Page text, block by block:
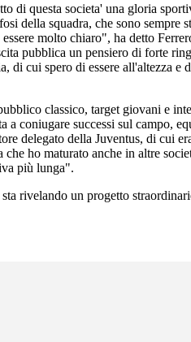
di questa societa' una gloria
della squadra, che sono
molto chiaro", ha detto
pubblica un pensiero di forte
cui spero di essere all'altezza
classico, target giovani e
coniugare successi sul campo,
delegato della Juventus, di cui
ho maturato anche in altre
più lunga".
un progetto